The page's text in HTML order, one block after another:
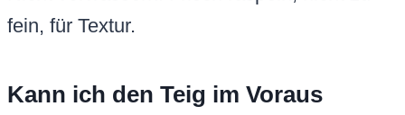
fein, für Textur.
Kann ich den Teig im Voraus